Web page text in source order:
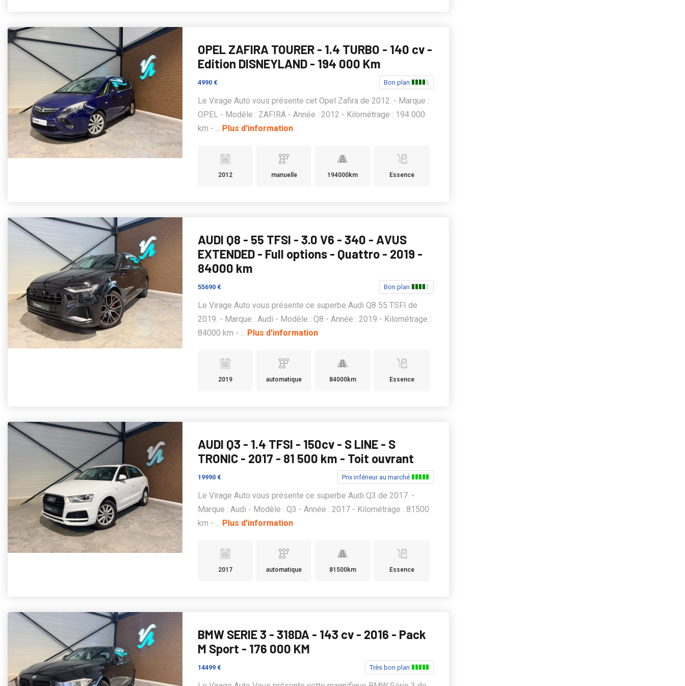
OPEL ZAFIRA TOURER - 1.4 TURBO - 140 cv -
Edition DISNEYLAND - 194 000 Km
4990 € Bon plan
Le Virage Auto vous présente cet Opel Zafira de 2012. - Marque :
OPEL - Modèle : ZAFIRA - Année : 2012 - Kilométrage : 194 000
km - ... Plus d'information
2012 manuelle 194000km Essence
AUDI Q8 - 55 TFSI - 3.0 V6 - 340 - AVUS
EXTENDED - Full options - Quattro - 2019 -
84000 km
55690 € Bon plan
Le Virage Auto vous présente ce superbe Audi Q8 55 TSFI de
2019. - Marque : Audi - Modèle : Q8 - Année : 2019 - Kilométrage :
84000 km - ... Plus d'information
2019 automatique 84000km Essence
AUDI Q3 - 1.4 TFSI - 150cv - S LINE - S
TRONIC - 2017 - 81 500 km - Toit ouvrant
19990 € Prix inférieur au marché
Le Virage Auto vous présente ce superbe Audi Q3 de 2017. -
Marque : Audi - Modèle : Q3 - Année : 2017 - Kilométrage : 81500
km - ... Plus d'information
2017 automatique 81500km Essence
BMW SERIE 3 - 318DA - 143 cv - 2016 - Pack
M Sport - 176 000 KM
14499 € Très bon plan